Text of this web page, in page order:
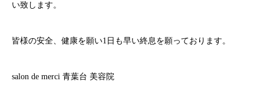
い致します。
皆様の安全、健康を願い1 日も早い終息を願っております。
salon de merci 青葉台 美容院